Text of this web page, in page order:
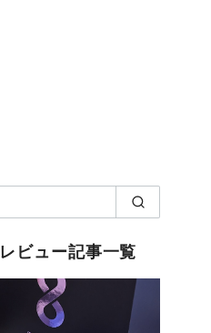
ビュー記事一覧